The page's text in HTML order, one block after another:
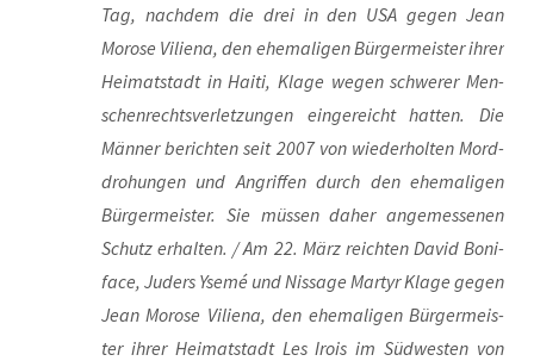
Tag, nach­dem die drei in den USA gegen Jean
Moro­se Vili­ena, den ehe­ma­li­gen Bür­ger­meis­ter ihrer
Hei­mat­stadt in Hai­ti, Kla­ge wegen schwe­rer Men­
schen­rechts­ver­let­zun­gen ein­ge­reicht hat­ten. Die
Män­ner berich­ten seit 2007 von wie­der­hol­ten Mord­
dro­hun­gen und Angrif­fen durch den ehe­ma­li­gen
Bür­ger­meis­ter. Sie müs­sen daher ange­mes­se­nen
Schutz erhal­ten. / Am 22. März reich­ten David Boni­
face, Juders Yse­mé und Nis­sa­ge Mar­tyr Kla­ge gegen
Jean Moro­se Vili­ena, den ehe­ma­li­gen Bür­ger­meis­
ter ihrer Hei­mat­stadt Les Irois im Süd­wes­ten von